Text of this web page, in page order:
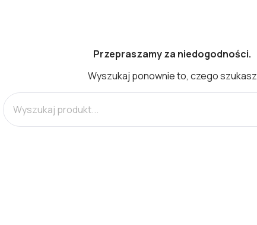
Przepraszamy za niedogodności.
Wyszukaj ponownie to, czego szukasz